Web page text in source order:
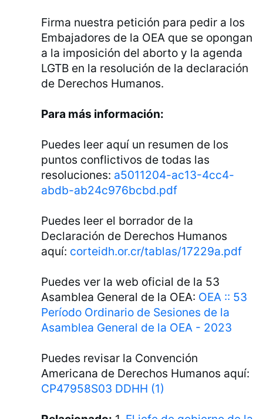
Firma nuestra petición para pedir a los
Embajadores de la OEA que se opongan
a la imposición del aborto y la agenda
LGTB en la resolución de la declaración
de Derechos Humanos.
Para más información:
Puedes leer aquí un resumen de los
puntos conflictivos de todas las
resoluciones: a5011204-ac13-4cc4-
abdb-ab24c976bcbd.pdf
Puedes leer el borrador de la
Declaración de Derechos Humanos
aquí: corteidh.or.cr/tablas/17229a.pdf
Puedes ver la web oficial de la 53
Asamblea General de la OEA: OEA :: 53
Período Ordinario de Sesiones de la
Asamblea General de la OEA - 2023
Puedes revisar la Convención
Americana de Derechos Humanos aquí:
CP47958S03 DDHH (1)